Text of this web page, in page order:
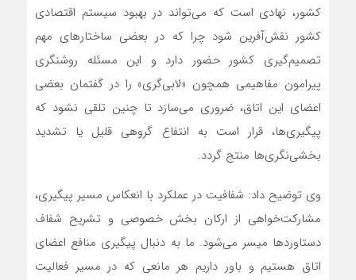
کشور، نهادی است که می‌تواند در بهبود سیستم اقتصادی
کشور نقش‌آفرین شود چرا که در بعضی ساختارهای مهم
تصمیم‌گیری کشور حضور دارد و این مسئله روشنگری
پیرامون مفاهیمی همچون «لابی‌گری» را در گفتمان بعضی
اعضای این اتاق، ضروری می‌سازد تا چنین تلقی نشود که
پیگیری‌ها، قرار است به انتفاع گروهی قلیل یا تشدید
بخشی‌نگری‌ها منتج گردد.
وی توضیح داد: شفافیت در عملکرد با انعکاس مسیر پیگیری،
مشارکت‌خواهی از ارکان بخش خصوصی و تشریح شفاف
دستاوردها میسر می‌شود. ما به دنبال پیگیری منافع اعضای
اتاق هستیم و باور داریم هر مانعی که در مسیر فعالیت